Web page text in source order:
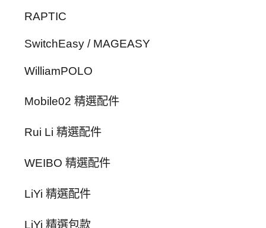
RAPTIC
SwitchEasy / MAGEASY
WilliamPOLO
Mobile02 精選配件
Rui Li 精選配件
WEIBO 精選配件
LiYi 精選配件
LiYi 精選包款